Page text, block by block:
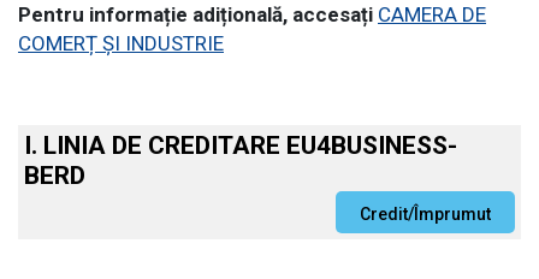
Pentru informație adițională, accesați CAMERA DE
COMERȚ ȘI INDUSTRIE
I. LINIA DE CREDITARE EU4BUSINESS-
BERD